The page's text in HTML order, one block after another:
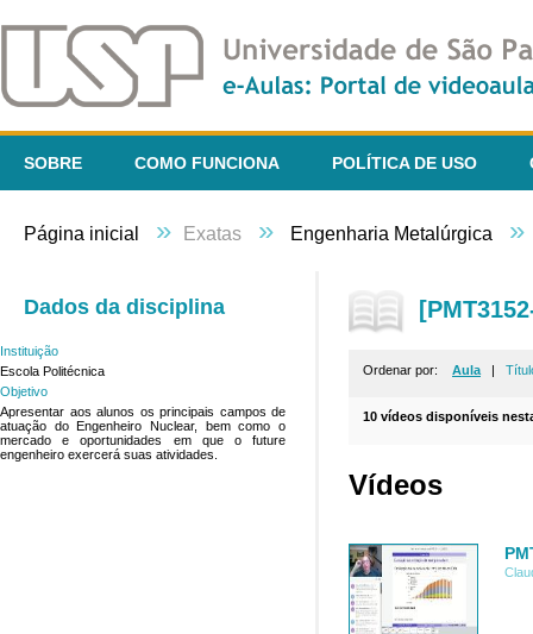
SOBRE COMO FUNCIONA POLÍTICA DE USO
Página inicial » Exatas » Engenharia Metalúrgica »
Dados da disciplina
Instituição
Escola Politécnica
Objetivo
Apresentar aos alunos os principais campos de
atuação do Engenheiro Nuclear, bem como o
mercado e oportunidades em que o future
engenheiro exercerá suas atividades.
Ordenar por: Aula |
10 vídeos disponíveis
Vídeos